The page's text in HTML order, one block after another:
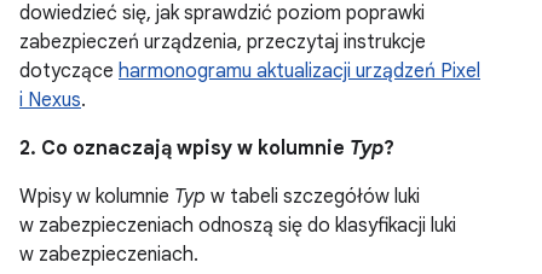
dowiedzieć się, jak sprawdzić poziom poprawki
zabezpieczeń urządzenia, przeczytaj instrukcje
dotyczące harmonogramu aktualizacji urządzeń Pixel
i Nexus.
2. Co oznaczają wpisy w kolumnie Typ?
Wpisy w kolumnie Typ w tabeli szczegółów luki
w zabezpieczeniach odnoszą się do klasyfikacji luki
w zabezpieczeniach.